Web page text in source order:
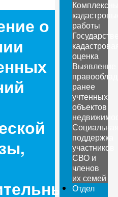
о
работы
оценка
Выявление
ранее
учтенных
объектов
поддержка
участников
СВО и
членов
их семей
Отдел